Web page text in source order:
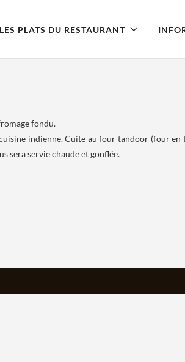
LES PLATS DU RESTAURANT
fondu.
indienne. Cuite au four tandoor (four en
sera servie chaude et gonflée.